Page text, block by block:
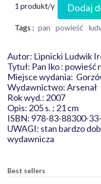
1 produkt/y Dodaj
Tags : pan powieść
Autor: Lipnicki Ludwik
Tytuł: Pan Iko : powieść
Miejsce wydania:
Wydawnictwo: Arsenał
Rok wyd.: 2007
Opis: 205 s. ; 21 cm
ISBN: 978-83-88300-
UWAGI: stan bardzo
wydawnicza
Best sellers